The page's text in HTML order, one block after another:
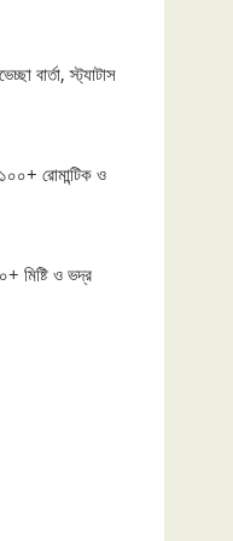
বার্তা, স্ট্যাটাস
রোমান্টিক ও
মিষ্টি ও ভদ্র